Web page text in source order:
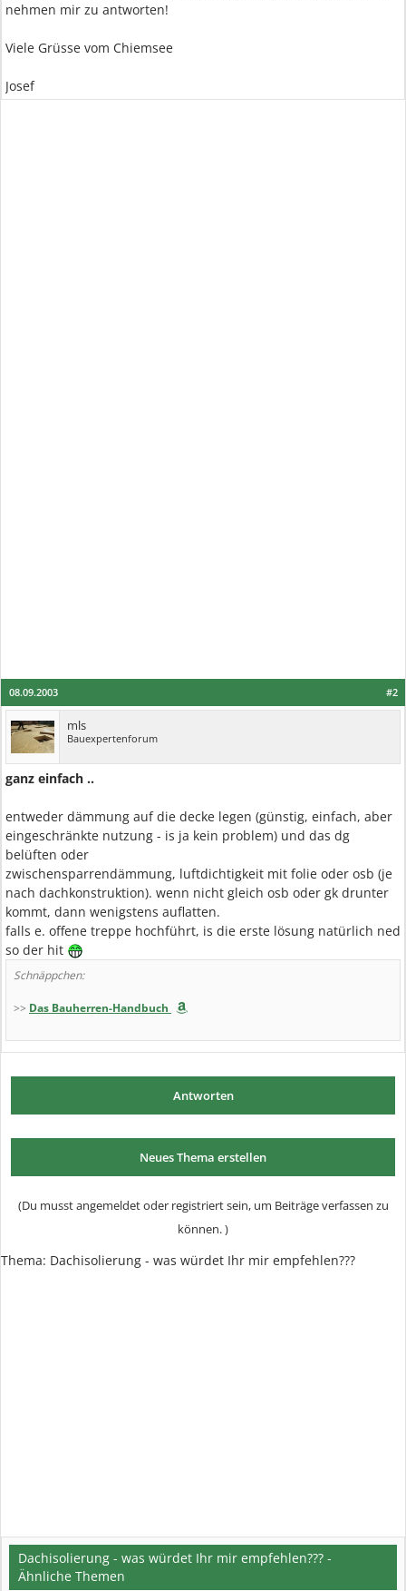
nehmen mir zu antworten!
Viele Grüsse vom Chiemsee
Josef
#2
08.09.2003
mls
Bauexpertenforum
ganz einfach ..
entweder dämmung auf die decke legen (günstig, einfach, aber
eingeschränkte nutzung - is ja kein problem) und das dg
belüften oder
zwischensparrendämmung, luftdichtigkeit mit folie oder osb (je
nach dachkonstruktion). wenn nicht gleich osb oder gk drunter
kommt, dann wenigstens auflatten.
falls e. offene treppe hochführt, is die erste lösung natürlich ned
so der hit
Schnäppchen:
>> Das Bauherren-Handbuch
Antworten
Neues Thema erstellen
(Du musst angemeldet oder registriert sein, um Beiträge verfassen zu
können. )
Thema: Dachisolierung - was würdet Ihr mir empfehlen???
Dachisolierung - was würdet Ihr mir empfehlen??? -
Ähnliche Themen